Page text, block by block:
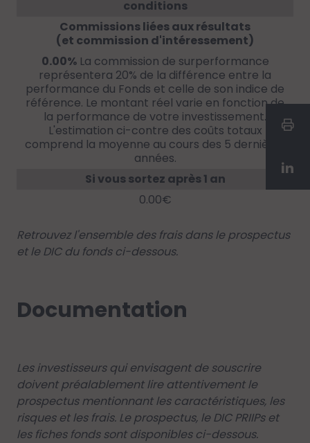
conditions
Commissions liées aux résultats
(et commission d'intéressement)
0.00%La commission de surperformance
représentera 20% de la différence entre la
performance du Fonds et celle de son indice de
référence. Le montant réel varie en fonction de
la performance de votre investissement.
L'estimation ci-contre des coûts totaux
comprend la moyenne au cours des 5 dernières
années.
Si vous sortez après 1 an
0.00€
Retrouvez l'ensemble des frais dans le prospectus
et le DIC du fonds ci-dessous.
Documentation
Les investisseurs qui envisagent de souscrire
doivent préalablement lire attentivement le
prospectus mentionnant les caractéristiques, les
risques et les frais. Le prospectus, le DIC PRIIPs et
les fiches fonds sont disponibles ci-dessous.